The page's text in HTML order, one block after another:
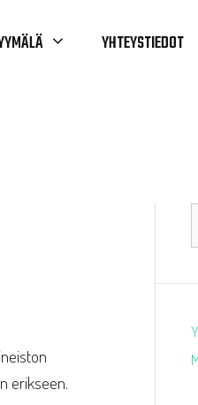
YHTEYSTIEDOT
erikseen.